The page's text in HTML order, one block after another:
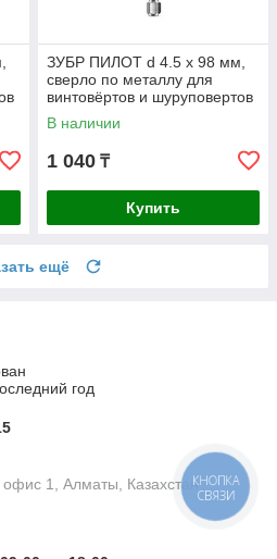
ЗУБР ПИЛОТ d 4.5 х 98 мм,
сверло по металлу для
винтовёртов и шуруповертов
IMPACT READY
Профессионал
В наличии
1 040 ₸
Купить
ещё
год
1, Алматы, КазахстанКНОПКА
СВЯЗИ